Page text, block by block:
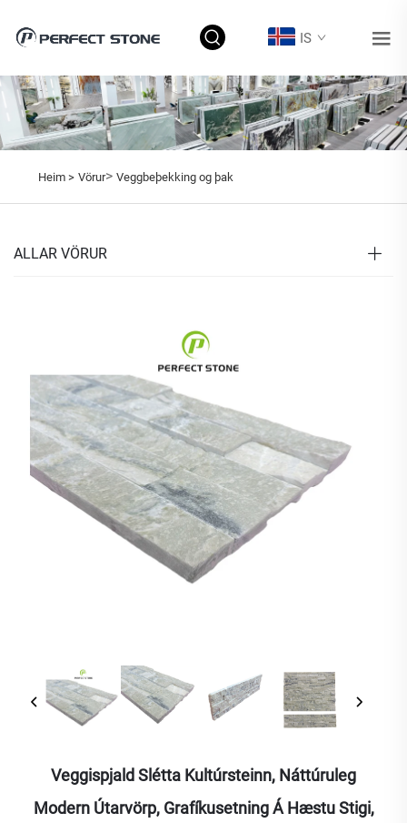
IS
Heim > Vörur> Veggbeþekking og þak
ALLAR VÖRUR
Veggispjald Slétta Kultúrsteinn, Náttúruleg
Modern Útarvörp, Grafíkusetning Á Hæstu Stigi,